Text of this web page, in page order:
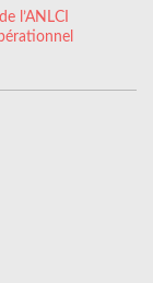
l’ANLCI